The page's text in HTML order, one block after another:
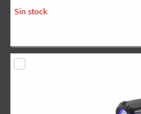
Sin stock